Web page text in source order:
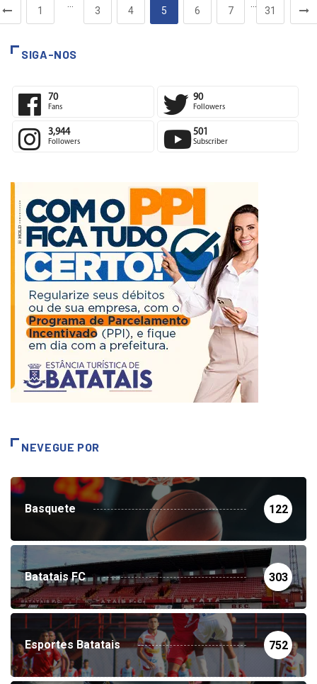
1
…
3 4 5 6 7
…
31
SIGA-NOS
70 90
3,944 501
NEVEGUE POR
Basquete 122
Batatais FC 303
Esportes Batatais 752